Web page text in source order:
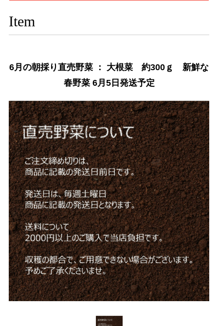
Item
6月の朝採り直売野菜 ： 大根菜 約300ｇ 新鮮な
春野菜 6月5日発送予定